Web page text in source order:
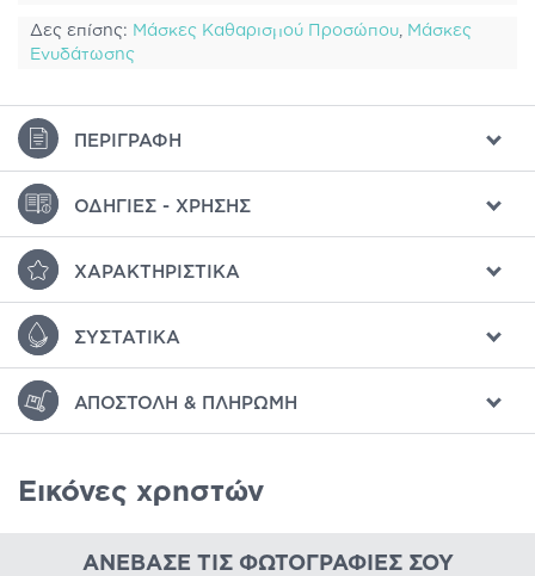
Δες επίσης: Μάσκες Καθαρισμού Προσώπου, Μάσκες
Ενυδάτωσης
ΠΕΡΙΓΡΑΦΉ
ΟΔΗΓΊΕΣ - ΧΡΉΣΗΣ
ΧΑΡΑΚΤΗΡΙΣΤΙΚΆ
ΣΥΣΤΑΤΙΚΆ
ΑΠΟΣΤΟΛΉ & ΠΛΗΡΩΜΉ
Εικόνες χρηστών
ΑΝΈΒΑΣΕ ΤΙΣ ΦΩΤΟΓΡΑΦΊΕΣ ΣΟΥ